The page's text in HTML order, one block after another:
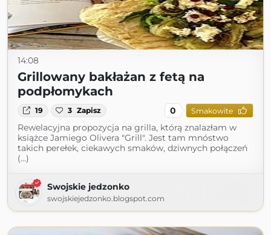
14:08
Grillowany bakłażan z fetą na
podpłomykach
19 3 Zapisz 0 Smakowite
Rewelacyjna propozycja na grilla, którą znalazłam w
książce Jamiego Olivera "Grill". Jest tam mnóstwo
takich perełek, ciekawych smaków, dziwnych połączeń
(...)
Swojskie jedzonko
swojskiejedzonko.blogspot.com